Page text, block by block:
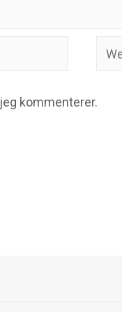
kommenterer.